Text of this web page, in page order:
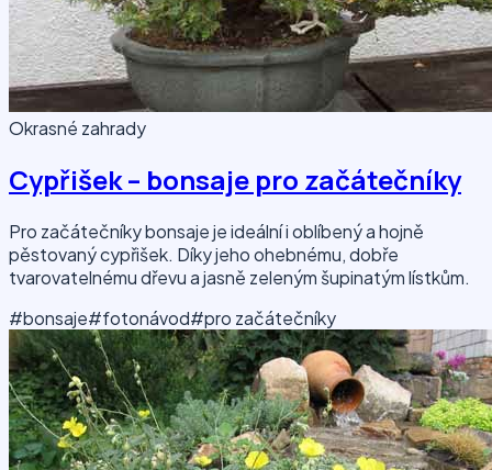
Okrasné zahrady
Cypřišek – bonsaje pro začátečníky
Pro začátečníky bonsaje je ideální i oblíbený a hojně
pěstovaný cypřišek. Díky jeho ohebnému, dobře
tvarovatelnému dřevu a jasně zeleným šupinatým lístkům.
#bonsaje#fotonávod#pro začátečníky